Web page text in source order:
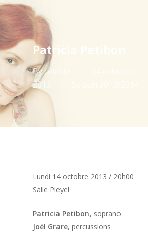
Skip
to
main
content
Patricia Petibon
Byceleste
2013
Lundi 14 octobre 2013 / 20h00
Salle Pleyel
Patricia Petibon, soprano
Joël Grare, percussions